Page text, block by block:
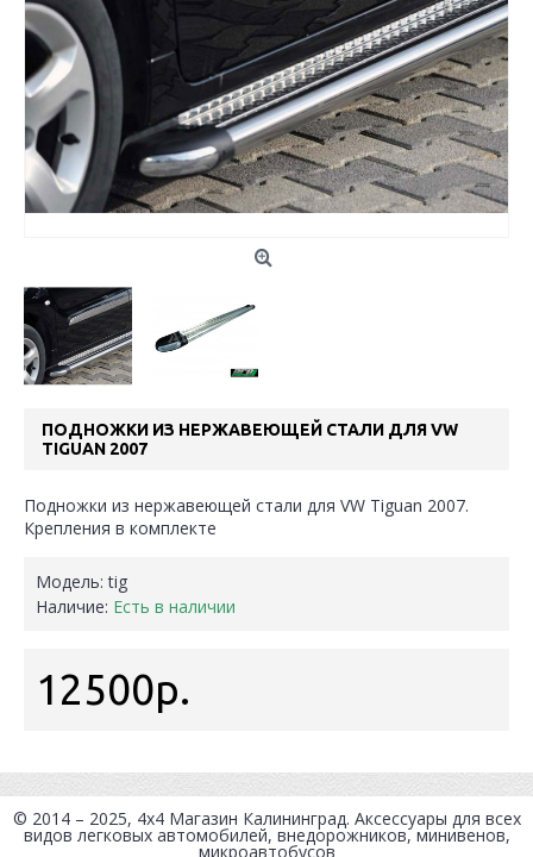
ПОДНОЖКИ ИЗ НЕРЖАВЕЮЩЕЙ СТАЛИ ДЛЯ VW
TIGUAN 2007
Подножки из нержавеющей стали для VW Tiguan 2007.
Крепления в комплекте
Модель:tig
Наличие: Есть в наличии
12500р.
© 2014 – 2025, 4x4 Магазин Калининград. Аксессуары для всех
видов легковых автомобилей, внедорожников, минивенов,
микроавтобусов